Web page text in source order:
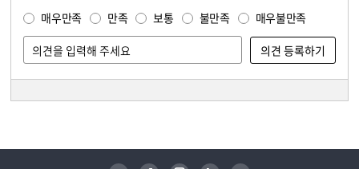
매우만족 만족 보통 불만족 매우불만족
유튜브 페이스북 인스타그램 블로그 트위터